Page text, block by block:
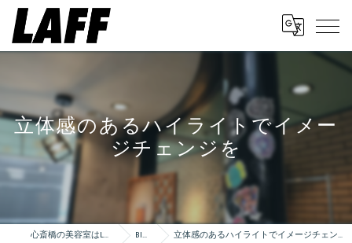
立体感のあるハイライトでイメー
ジチェンジを
心斎橋の美容室はLAFF Blog 立体感のあるハイライトでイメージチェンジを